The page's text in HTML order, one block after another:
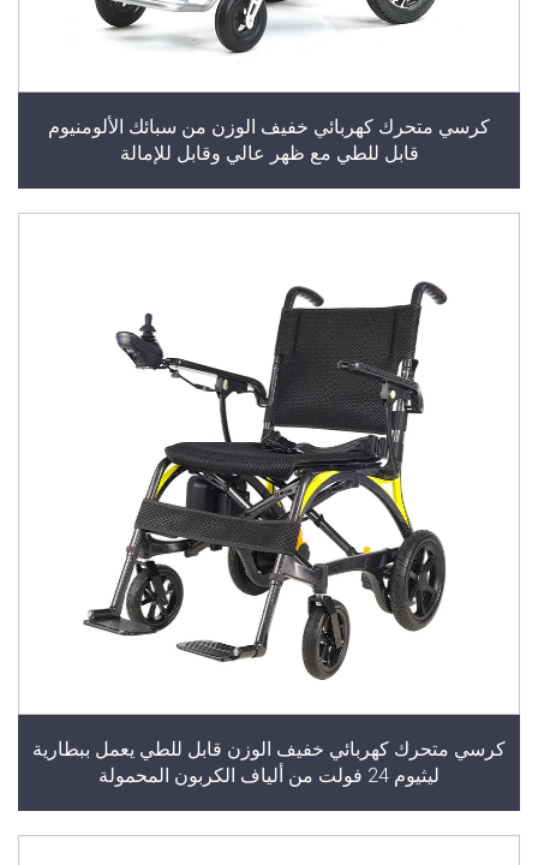
كرسي متحرك كهربائي خفيف الوزن من سبائك الألومنيوم
قابل للطي مع ظهر عالي وقابل للإمالة
كرسي متحرك كهربائي خفيف الوزن قابل للطي يعمل ببطارية
ليثيوم 24 فولت من ألياف الكربون المحمولة